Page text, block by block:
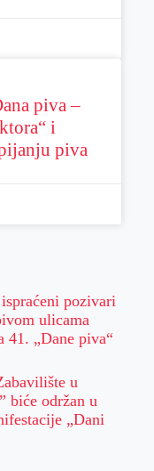
piva –
i
piva
pozivari
ulicama
41. „Dane piva“
u
biće održan u
„Dani